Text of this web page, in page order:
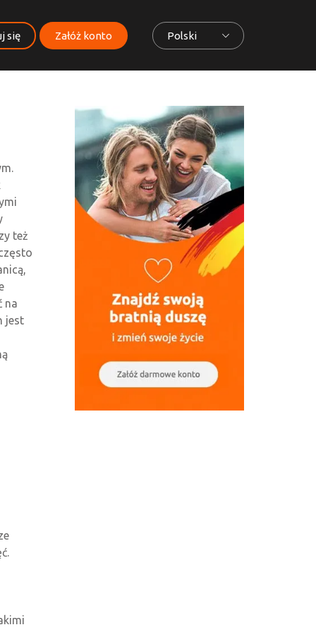
się Załóż konto Polski
też
na
jest